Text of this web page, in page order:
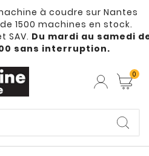
à coudre sur Nantes
1500 machines en stock.
SAV. Du mardi au samedi
sans interruption.
0